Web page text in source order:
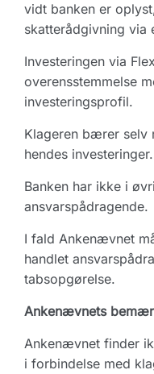
vidt banken er
skatterådgivning via
Investeringen via
overensstemmelse
investeringsprofil.
Klageren bærer selv
hendes investeringer.
Banken har ikke i
ansvarspådragende.
I fald Ankenævnet
handlet
tabsopgørelse.
Ankenævnets
Ankenævnet finder
i forbindelse med